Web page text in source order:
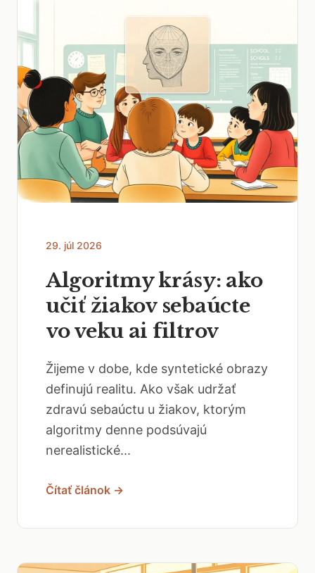
29. júl 2026
Algoritmy krásy: ako
učiť žiakov sebaúcte
vo veku ai filtrov
Žijeme v dobe, kde syntetické obrazy
definujú realitu. Ako však udržať
zdravú sebaúctu u žiakov, ktorým
algoritmy denne podsúvajú
nerealistické...
Čítať článok →